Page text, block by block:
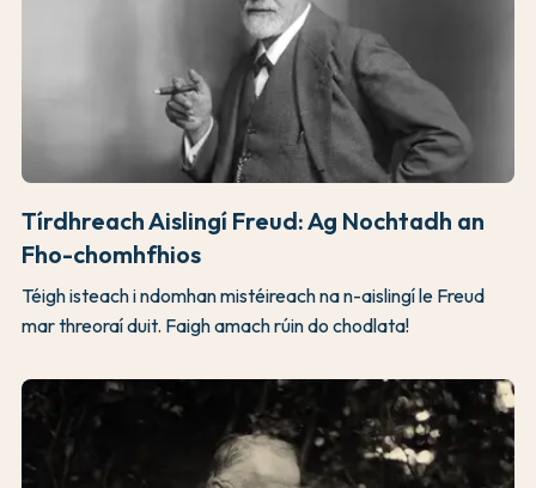
Tírdhreach Aislingí Freud: Ag Nochtadh an
Fho-chomhfhios
Téigh isteach i ndomhan mistéireach na n-aislingí le Freud
mar threoraí duit. Faigh amach rúin do chodlata!